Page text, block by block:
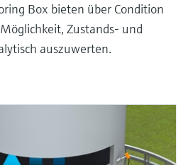
Box bieten über Condition
Zustands- und
auszuwerten.